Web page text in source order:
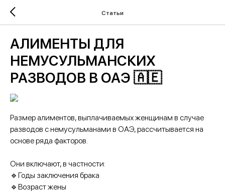
Статьи
АЛИМЕНТЫ ДЛЯ
НЕМУСУЛЬМАНСКИХ
РАЗВОДОВ В ОАЭ 🇦🇪
Размер алиментов, выплачиваемых женщинам в случае
разводов с немусульманами в ОАЭ, рассчитывается на
основе ряда факторов.
Они включают, в частности:
🔹Годы заключения брака
🔹Возраст жены